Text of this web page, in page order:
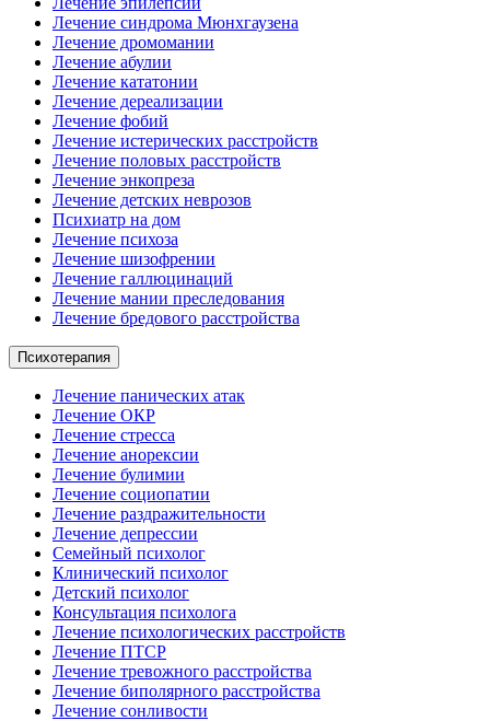
Лечение синдрома Мюнхгаузена
Лечение дромомании
Лечение абулии
Лечение кататонии
Лечение дереализации
Лечение фобий
Лечение истерических расстройств
Лечение половых расстройств
Лечение энкопреза
Лечение детских неврозов
Психиатр на дом
Лечение психоза
Лечение шизофрении
Лечение галлюцинаций
Лечение мании преследования
Лечение бредового расстройства
Психотерапия
Лечение панических атак
Лечение ОКР
Лечение стресса
Лечение анорексии
Лечение булимии
Лечение социопатии
Лечение раздражительности
Лечение депрессии
Семейный психолог
Клинический психолог
Детский психолог
Консультация психолога
Лечение психологических расстройств
Лечение ПТСР
Лечение тревожного расстройства
Лечение биполярного расстройства
Лечение сонливости